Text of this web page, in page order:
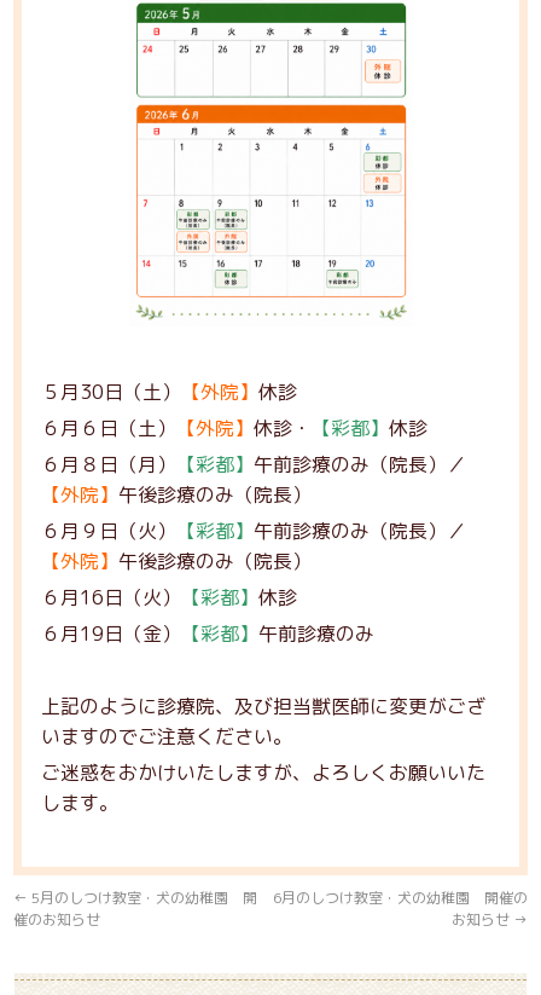
５月30日（土） 【外院】休診
６月６日（土）
【外院】休診・ 【彩都】休診
６月８日（月）
【彩都】 午前診療のみ（院長）／
【外院】 午後診療のみ（院長）
６月９日（火）
【彩都】 午前診療のみ（院長）／
【外院】 午後診療のみ（院長）
６月16日（火）
【彩都】休診
６月19日（金）
【彩都】 午前診療のみ
上記のように診療院、及び担当獣医師に変更がござ
いますのでご注意ください。
ご迷惑をおかけいたしますが、よろしくお願いいた
します。
← 5月のしつけ教室・犬の幼稚園 開
催のお知らせ
6月のしつけ教室・犬の幼稚園 開催の
お知らせ →